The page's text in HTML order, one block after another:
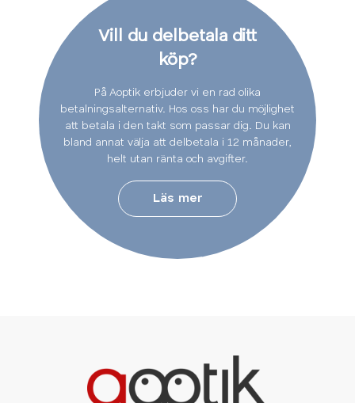
Vill du delbetala ditt
köp?
På Aoptik erbjuder vi en rad olika
betalningsalternativ. Hos oss har du möjlighet
att betala i den takt som passar dig. Du kan
bland annat välja att delbetala i 12 månader,
helt utan ränta och avgifter.
Läs mer